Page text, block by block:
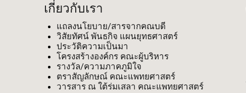
เกี่ยวกับเรา
แถลงนโยบาย/สารจากคณบดี
วิสัยทัศน์ พันธกิจ แผนยุทธศาสตร์
ประวัติความเป็นมา
โครงสร้างองค์กร คณะผู้บริหาร
รางวัล/ความภาคภูมิใจ
ตราสัญลักษณ์ คณะแพทยศาสตร์
วารสาร ณ ใต้ร่มเสลา คณะแพทยศาสตร์